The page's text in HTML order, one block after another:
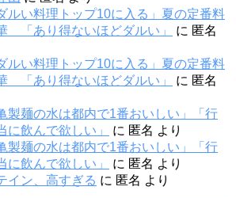
ルい料理トップ10に入る」夏の定番料
「あり得ないほどダルい」
に 匿名
ルい料理トップ10に入る」夏の定番料
「あり得ないほどダルい」
に 匿名
製麺の水は都内で1番おいしい」「行
に飲んで欲しい」
に 匿名 より
製麺の水は都内で1番おいしい」「行
に飲んで欲しい」
に 匿名 より
イン、高すぎる に 匿名 より